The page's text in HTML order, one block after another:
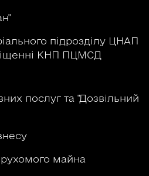
підрозділу ЦНАП
КНП ПЦМСД
послуг та "Дозвільний
майна